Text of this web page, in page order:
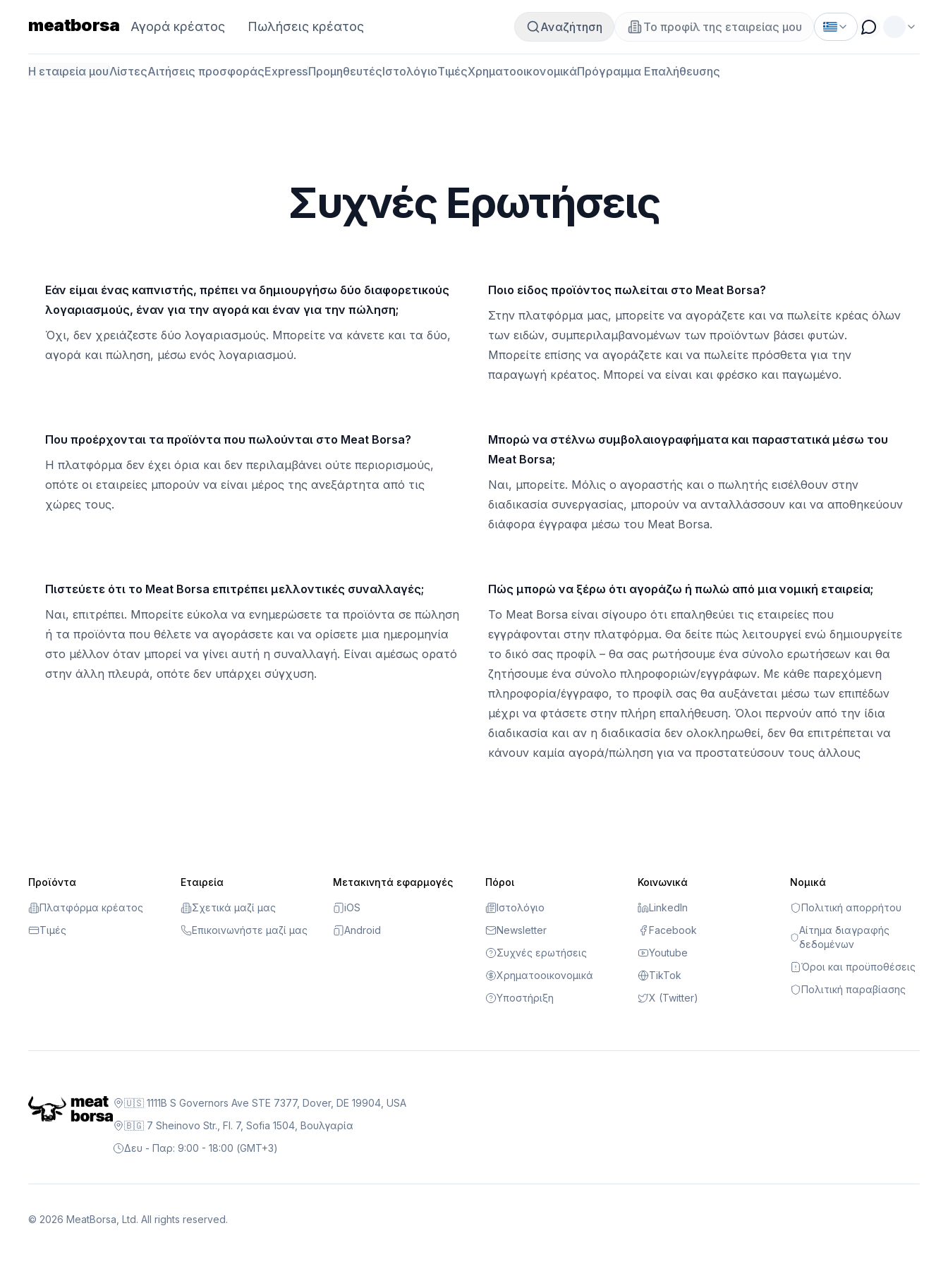
meatborsa Αγορά κρέατος Πωλήσεις κρέατος Αναζήτηση Το προφίλ της εταιρείας μου
Η εταιρεία μουΛίστεςΑιτήσεις προσφοράςExpressΠρομηθευτέςΙστολόγιοΤιμέςΧρηματοοικονομικάΠρόγραμμα Επαλήθευσης
Συχνές Ερωτήσεις
Εάν είμαι ένας καπνιστής, πρέπει να δημιουργήσω δύο διαφορετικούς
λογαριασμούς, έναν για την αγορά και έναν για την πώληση;
Όχι, δεν χρειάζεστε δύο λογαριασμούς. Μπορείτε να κάνετε και τα δύο,
αγορά και πώληση, μέσω ενός λογαριασμού.
Ποιο είδος προϊόντος πωλείται στο Meat Borsa?
Στην πλατφόρμα μας, μπορείτε να αγοράζετε και να πωλείτε κρέας όλων
των ειδών, συμπεριλαμβανομένων των προϊόντων βάσει φυτών.
Μπορείτε επίσης να αγοράζετε και να πωλείτε πρόσθετα για την
παραγωγή κρέατος. Μπορεί να είναι και φρέσκο και παγωμένο.
Που προέρχονται τα προϊόντα που πωλούνται στο Meat Borsa?
Η πλατφόρμα δεν έχει όρια και δεν περιλαμβάνει ούτε περιορισμούς,
οπότε οι εταιρείες μπορούν να είναι μέρος της ανεξάρτητα από τις
χώρες τους.
Μπορώ να στέλνω συμβολαιογραφήματα και παραστατικά μέσω του
Meat Borsa;
Ναι, μπορείτε. Μόλις ο αγοραστής και ο πωλητής εισέλθουν στην
διαδικασία συνεργασίας, μπορούν να ανταλλάσσουν και να αποθηκεύουν
διάφορα έγγραφα μέσω του Meat Borsa.
Πιστεύετε ότι το Meat Borsa επιτρέπει μελλοντικές συναλλαγές;
Ναι, επιτρέπει. Μπορείτε εύκολα να ενημερώσετε τα προϊόντα σε πώληση
ή τα προϊόντα που θέλετε να αγοράσετε και να ορίσετε μια ημερομηνία
στο μέλλον όταν μπορεί να γίνει αυτή η συναλλαγή. Είναι αμέσως ορατό
στην άλλη πλευρά, οπότε δεν υπάρχει σύγχυση.
Πώς μπορώ να ξέρω ότι αγοράζω ή πωλώ από μια νομική εταιρεία;
Το Meat Borsa είναι σίγουρο ότι επαληθεύει τις εταιρείες που
εγγράφονται στην πλατφόρμα. Θα δείτε πώς λειτουργεί ενώ δημιουργείτε
το δικό σας προφίλ – θα σας ρωτήσουμε ένα σύνολο ερωτήσεων και θα
ζητήσουμε ένα σύνολο πληροφοριών/εγγράφων. Με κάθε παρεχόμενη
πληροφορία/έγγραφο, το προφίλ σας θα αυξάνεται μέσω των επιπέδων
μέχρι να φτάσετε στην πλήρη επαλήθευση. Όλοι περνούν από την ίδια
διαδικασία και αν η διαδικασία δεν ολοκληρωθεί, δεν θα επιτρέπεται να
κάνουν καμία αγορά/πώληση για να προστατεύσουν τους άλλους
Προϊόντα
Πλατφόρμα κρέατος
Τιμές
Εταιρεία
Σχετικά μαζί μας
Επικοινωνήστε μαζί μας
Μετακινητά εφαρμογές
iOS
Android
Πόροι
Ιστολόγιο
Newsletter
Συχνές ερωτήσεις
Χρηματοοικονομικά
Υποστήριξη
Κοινωνικά
LinkedIn
Facebook
Youtube
TikTok
X (Twitter)
Νομικά
Πολιτική απορρήτου
Αίτημα διαγραφής
δεδομένων
Όροι και προϋποθέσεις
Πολιτική παραβίασης
🇺🇸 1111B S Governors Ave STE 7377, Dover, DE 19904, USA
🇧🇬 7 Sheinovo Str., Fl. 7, Sofia 1504, Βουλγαρία
Δευ - Παρ: 9:00 - 18:00 (GMT+3)
© 2026 MeatBorsa, Ltd. All rights reserved.